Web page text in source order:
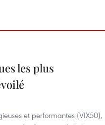
les plus
et performantes (VIX50),